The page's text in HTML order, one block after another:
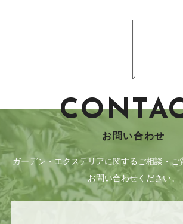
お問い合わせ
ガーデン・エクステリアに関するご相談・ご
お問い合わせください。